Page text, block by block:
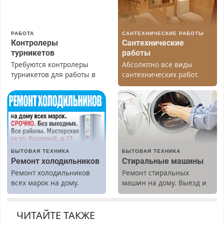
РАБОТА
Контролеры
турникетов
Требуются контролеры
турникетов для работы в
(мужчины, женщины).
Прием по ТК РФ. График
работы любой.
Бесплатное проживание.
З/п – до 96000 рублей до
Ежемесячно
выплачивается денежная
премия. Возможно
бесплатное обучение,
получение документов,
транспортной
САНТЕХНИЧЕСКИЕ РАБОТЫ
Сантехнические
работы
Абсолютно все виды
сантехнических работ.
Быстро. Качественно.
Недорого.
БЫТОВАЯ ТЕХНИКА
Ремонт холодильников
Ремонт холодильников
всех марок на дому.
БЫТОВАЯ ТЕХНИКА
Стиральные машины
Ремонт стиральных
машин на дому. Выезд и
диагностика бесплатно.
ЧИТАЙТЕ ТАКЖЕ